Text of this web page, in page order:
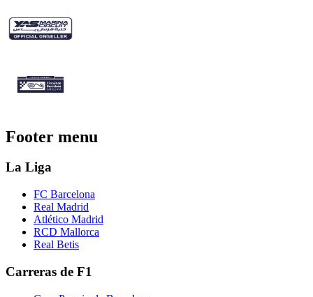
Footer menu
La Liga
FC Barcelona
Real Madrid
Atlético Madrid
RCD Mallorca
Real Betis
Carreras de F1